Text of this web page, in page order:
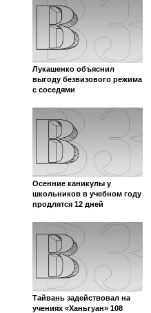
Лукашенко объяснил
выгоду безвизового режима
с соседями
Осенние каникулы у
школьников в учебном году
продлятся 12 дней
Тайвань задействовал на
учениях «Ханьгуан» 108